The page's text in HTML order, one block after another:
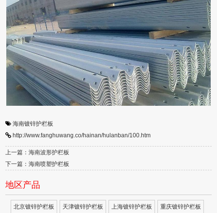
海南镀锌护栏板
http://www.fanghuwang.co/hainan/hulanban/100.htm
上一篇：海南波形护栏板
下一篇：海南喷塑护栏板
地区产品
北京镀锌护栏板 天津镀锌护栏板 上海镀锌护栏板 重庆镀锌护栏板